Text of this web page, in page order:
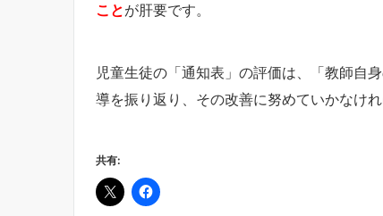
ことが肝要です。
児童生徒の「通知表」の評価は、「教師自
導を振り返り、その改善に努めていかなけれ
共有: